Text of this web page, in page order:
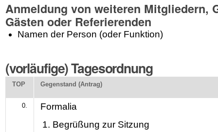
Anmeldung von weiteren Mitgliedern,
Gästen oder Referierenden
Namen der Person (oder Funktion)
(vorläufige) Tagesordnung
TOP Gegenstand (Antrag)
0.
Formalia
Begrüßung zur Sitzung